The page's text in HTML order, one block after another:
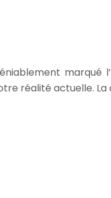
marqué
réalité actuelle. La